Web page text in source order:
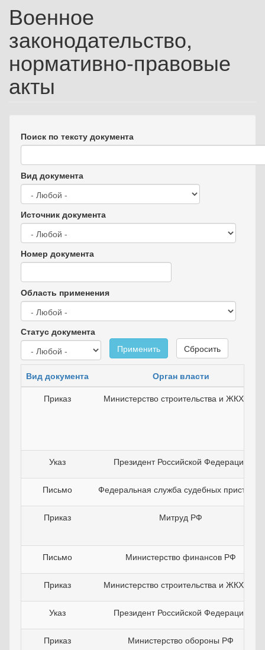
Военное
законодательство,
нормативно-правовые
акты
Поиск по тексту документа
Вид документа
Источник документа
Номер документа
Область применения
Статус документа
Применить
Сбросить
Вид документа
Орган власти
Приказ
Министерство строительства и ЖКХ РФ
Указ Президент Российской Федерации
Письмо Федеральная служба судебных приставов
Приказ Митруд РФ
Письмо Министерство финансов РФ
Приказ Министерство строительства и ЖКХ РФ
Указ Президент Российской Федерации
Приказ Министерство обороны РФ